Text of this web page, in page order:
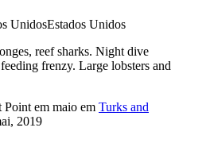
Estados Unidos
reef sharks. Night dive
frenzy. Large lobsters and
em maio em Turks and
2019